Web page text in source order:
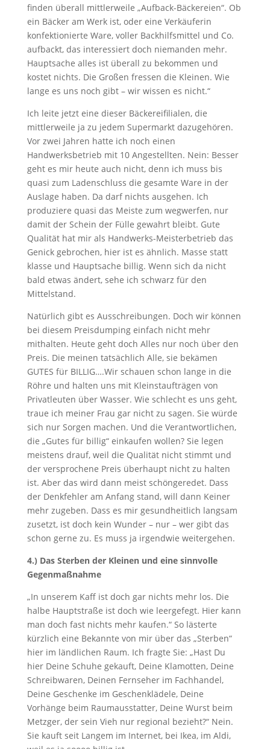
finden überall mittlerweile „Aufback-Bäckereien“. Ob
ein Bäcker am Werk ist, oder eine Verkäuferin
konfektionierte Ware, voller Backhilfsmittel und Co.
aufbackt, das interessiert doch niemanden mehr.
Hauptsache alles ist überall zu bekommen und
kostet nichts. Die Großen fressen die Kleinen. Wie
lange es uns noch gibt – wir wissen es nicht.“
Ich leite jetzt eine dieser Bäckereifilialen, die
mittlerweile ja zu jedem Supermarkt dazugehören.
Vor zwei Jahren hatte ich noch einen
Handwerksbetrieb mit 10 Angestellten. Nein: Besser
geht es mir heute auch nicht, denn ich muss bis
quasi zum Ladenschluss die gesamte Ware in der
Auslage haben. Da darf nichts ausgehen. Ich
produziere quasi das Meiste zum wegwerfen, nur
damit der Schein der Fülle gewahrt bleibt. Gute
Qualität hat mir als Handwerks-Meisterbetrieb das
Genick gebrochen, hier ist es ähnlich. Masse statt
klasse und Hauptsache billig. Wenn sich da nicht
bald etwas ändert, sehe ich schwarz für den
Mittelstand.
Natürlich gibt es Ausschreibungen. Doch wir können
bei diesem Preisdumping einfach nicht mehr
mithalten. Heute geht doch Alles nur noch über den
Preis. Die meinen tatsächlich Alle, sie bekämen
GUTES für BILLIG….Wir schauen schon lange in die
Röhre und halten uns mit Kleinstaufträgen von
Privatleuten über Wasser. Wie schlecht es uns geht,
traue ich meiner Frau gar nicht zu sagen. Sie würde
sich nur Sorgen machen. Und die Verantwortlichen,
die „Gutes für billig“ einkaufen wollen? Sie legen
meistens drauf, weil die Qualität nicht stimmt und
der versprochene Preis überhaupt nicht zu halten
ist. Aber das wird dann meist schöngeredet. Dass
der Denkfehler am Anfang stand, will dann Keiner
mehr zugeben. Dass es mir gesundheitlich langsam
zusetzt, ist doch kein Wunder – nur – wer gibt das
schon gerne zu. Es muss ja irgendwie weitergehen.
4.) Das Sterben der Kleinen und eine sinnvolle
Gegenmaßnahme
„In unserem Kaff ist doch gar nichts mehr los. Die
halbe Hauptstraße ist doch wie leergefegt. Hier kann
man doch fast nichts mehr kaufen.“ So lästerte
kürzlich eine Bekannte von mir über das „Sterben“
hier im ländlichen Raum. Ich fragte Sie: „Hast Du
hier Deine Schuhe gekauft, Deine Klamotten, Deine
Schreibwaren, Deinen Fernseher im Fachhandel,
Deine Geschenke im Geschenklädele, Deine
Vorhänge beim Raumausstatter, Deine Wurst beim
Metzger, der sein Vieh nur regional bezieht?“ Nein.
Sie kauft seit Langem im Internet, bei Ikea, im Aldi,